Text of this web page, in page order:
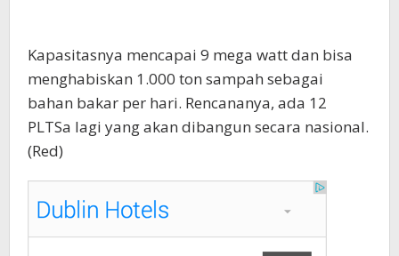
Kapasitasnya mencapai 9 mega watt dan bisa
menghabiskan 1.000 ton sampah sebagai
bahan bakar per hari. Rencananya, ada 12
PLTSa lagi yang akan dibangun secara nasional.
(Red)